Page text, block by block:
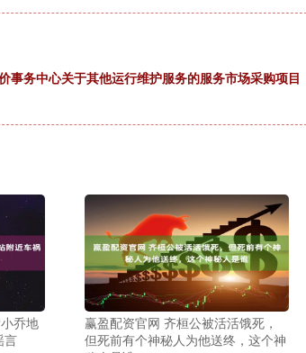
务中心关于其他运行维护服务的服务市场采购项目
乔地
言
赢盈配资官网 齐桓公被活活饿死，
但死前有个神秘人为他送终，这个神